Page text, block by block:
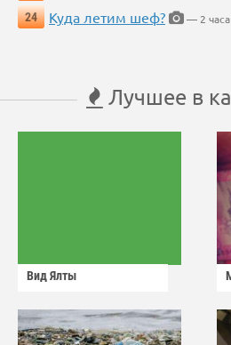
24
Куда летим шеф? — 2
Лучшее в
Вид Ялты